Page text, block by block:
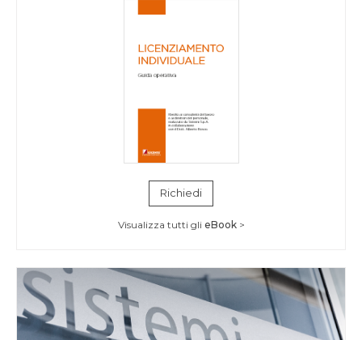
Richiedi
Visualizza tutti gli eBook>